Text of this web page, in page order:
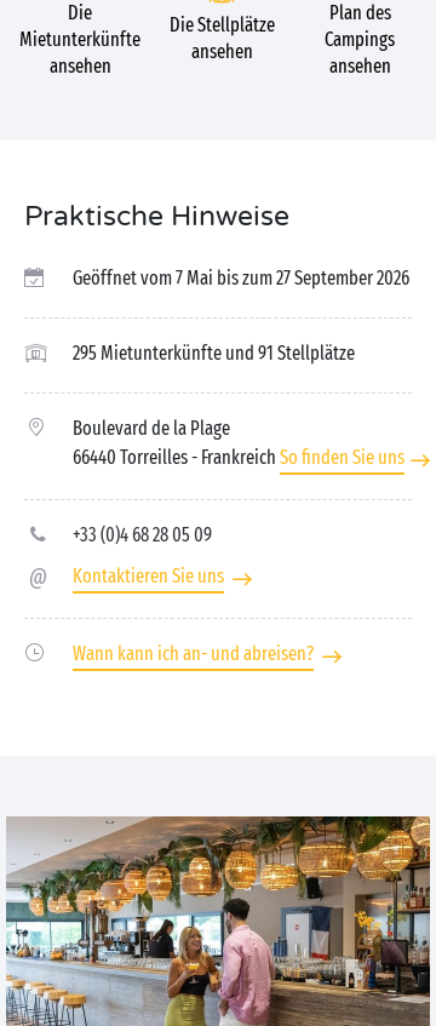
Die
Mietunterkünfte
ansehen
Die Stellplätze
ansehen
Plan des
Campings
ansehen
Praktische Hinweise
Geöffnet vom 7 Mai bis zum 27 September 2026
295 Mietunterkünfte und 91 Stellplätze
Boulevard de la Plage
66440 Torreilles- Frankreich So finden Sie uns
+33 (0)4 68 28 05 09
Kontaktieren Sie uns
Wann kann ich an- und abreisen?